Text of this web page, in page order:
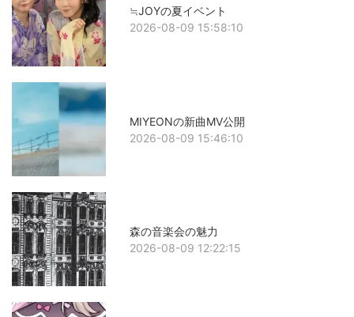
≒JOYの夏イベント
2026-08-09 15:58:10
MIYEONの新曲MV公開
2026-08-09 15:46:10
森の音楽会の魅力
2026-08-09 12:22:15